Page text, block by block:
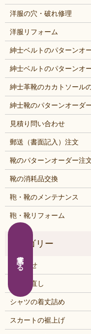
洋服の穴・破れ修理
洋服リフォーム
紳士ベルトのパターンオ
紳士ベルトのパターンオ
紳士革靴のカカトソール
紳士靴のパターンオーダ
見積り問い合わせ
郵送（書面記入）注文
靴のパターンオーダー注
靴の消耗品交換
鞄・靴のメンテナンス
鞄・靴リフォーム
お知らせ
くつの直し
シャツの着丈詰め
スカートの裾上げ
電話する